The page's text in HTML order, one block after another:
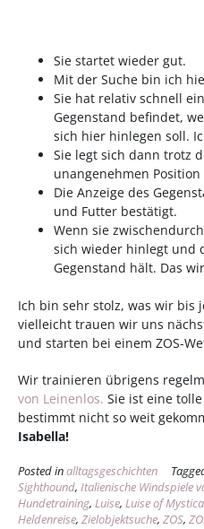
Sie startet wieder gut.
Mit der Suche bin ich
Sie hat relativ schnell
Gegenstand befindet,
sich hier hinlegen soll.
Sie legt sich dann trotz
unangenehmen Position
Die Anzeige des
und Futter bestätigt.
Wenn sie
sich wieder hinlegt und
Gegenstand hält. Das
Ich bin sehr stolz, was wir bis
vielleicht trauen wir uns
und starten bei einem ZOS-
Wir trainieren übrigens
von Leinenlos. Sie ist eine
bestimmt nicht so weit
Isabella!
Posted inalltagsgeschichten
Sighthound, Italienische Windspiele
Hundetraining, Luise, Luise of
Heldenreise, Zielobjektsuche, ZOS,